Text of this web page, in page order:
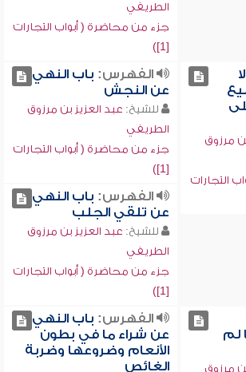
الطريفي
جزء من محاضرة ( أبواب التجارات
[1])
مرزوق
التجارات
الفهرس: باب النهي
عن النجش
للشيخ: عبد العزيز بن مرزوق
الطريفي
جزء من محاضرة ( أبواب التجارات
[1])
الفهرس: باب النهي
عن تلقي الجلب
للشيخ: عبد العزيز بن مرزوق
الطريفي
جزء من محاضرة ( أبواب التجارات
[1])
لم
مرزوق
الفهرس: باب النهي
عن شراء ما في بطون
الأنعام وضروعها وضربة
الغائص